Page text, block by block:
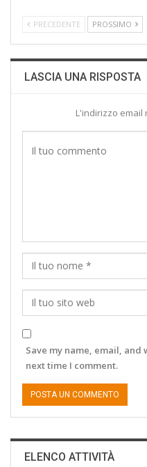
PRECEDENTE PROSSIMO
LASCIA UNA RISPOSTA
L'indirizzo email
Save my name, email,
next time I comment.
ELENCO ATTIVITÀ